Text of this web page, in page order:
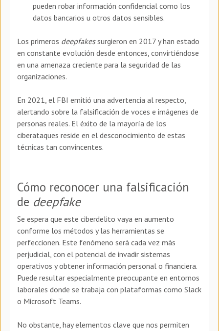
pueden robar información confidencial como los
datos bancarios u otros datos sensibles.
Los primeros deepfakessurgieron en 2017 y han estado
en constante evolución desde entonces, convirtiéndose
en una amenaza creciente para la seguridad de las
organizaciones.
En 2021, el FBI emitió una advertencia al respecto,
alertando sobre la falsificación de voces e imágenes de
personas reales. El éxito de la mayoría de los
ciberataques reside en el desconocimiento de estas
técnicas tan convincentes.
Cómo reconocer una falsificación
de deepfake
Se espera que este ciberdelito vaya en aumento
conforme los métodos y las herramientas se
perfeccionen. Este fenómeno será cada vez más
perjudicial, con el potencial de invadir sistemas
operativos y obtener información personal o financiera.
Puede resultar especialmente preocupante en entornos
laborales donde se trabaja con plataformas como Slack
o Microsoft Teams.
No obstante, hay elementos clave que nos permiten